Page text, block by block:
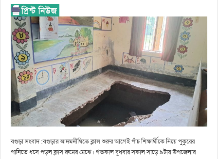
বগুড়া সংবাদ :বগুড়ার আদমদীঘিতে ক্লাস শুরুর আগেই পাঁচ শিক্ষার্থীকে নিয়ে পুকুরের
পানিতে ধসে পড়ল ক্লাস রুমের মেঝে। গতকাল বুধবার সকাল সাড়ে ৯টায় উপজেলার